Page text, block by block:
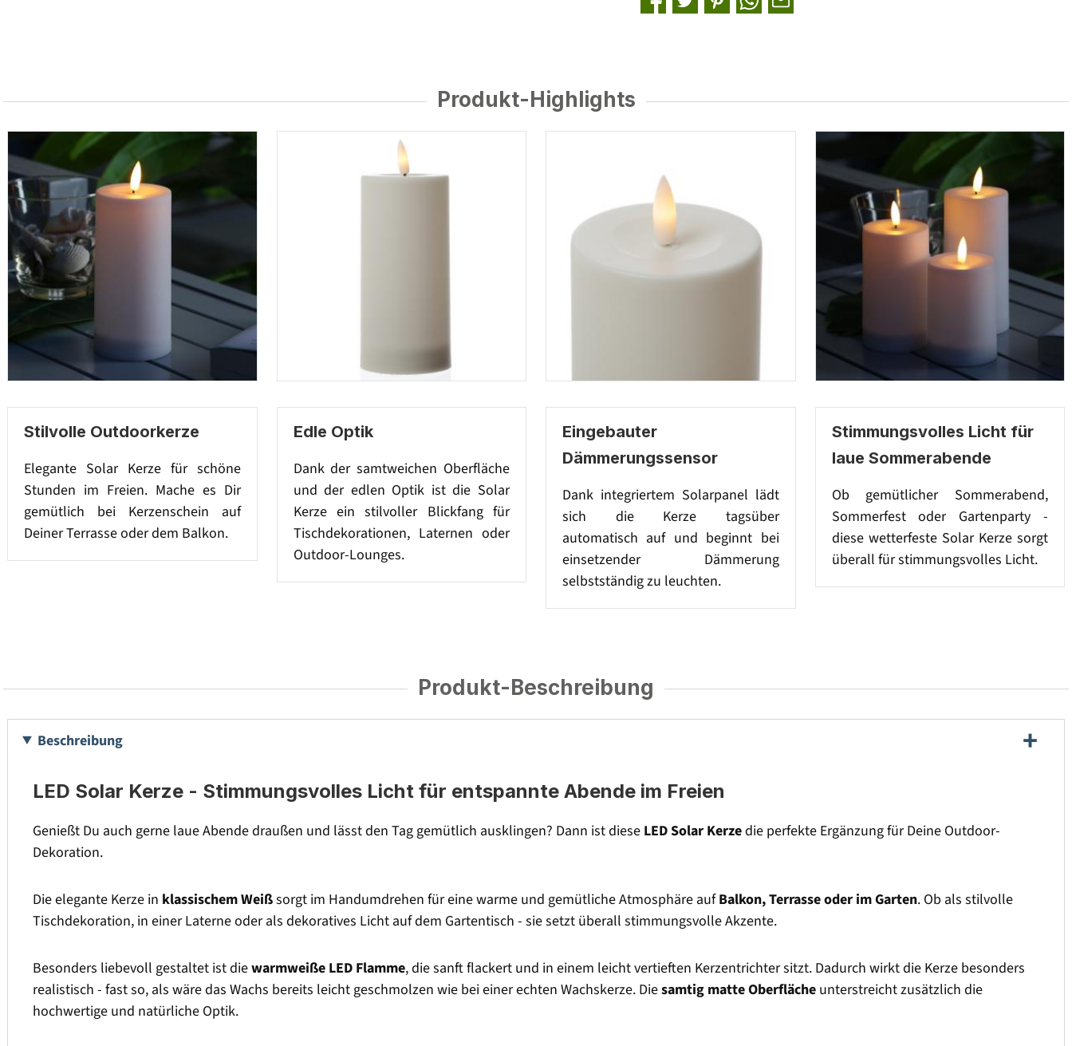
Produkt-Highlights
Stilvolle Outdoorkerze
Elegante Solar Kerze für schöne
Stunden im Freien. Mache es Dir
gemütlich bei Kerzenschein auf
Deiner Terrasse oder dem Balkon.
Edle Optik
Dank der samtweichen Oberfläche
und der edlen Optik ist die Solar
Kerze ein stilvoller Blickfang für
Tischdekorationen, Laternen oder
Outdoor-Lounges.
Eingebauter
Dämmerungssensor
Dank integriertem Solarpanel lädt
sich die Kerze tagsüber
automatisch auf und beginnt bei
einsetzender Dämmerung
selbstständig zu leuchten.
Stimmungsvolles Licht für
laue Sommerabende
Ob gemütlicher Sommerabend,
Sommerfest oder Gartenparty -
diese wetterfeste Solar Kerze sorgt
überall für stimmungsvolles Licht.
Produkt-Beschreibung
Beschreibung
LED Solar Kerze - Stimmungsvolles Licht für entspannte Abende im Freien
Genießt Du auch gerne laue Abende draußen und lässt den Tag gemütlich ausklingen? Dann ist diese LED Solar Kerzedie perfekte Ergänzung für Deine Outdoor-
Dekoration.
Die elegante Kerze in klassischem Weißsorgt im Handumdrehen für eine warme und gemütliche Atmosphäre aufBalkon, Terrasse oder im Garten. Ob als stilvolle
Tischdekoration, in einer Laterne oder als dekoratives Licht auf dem Gartentisch - sie setzt überall stimmungsvolle Akzente.
Besonders liebevoll gestaltet ist diewarmweiße LED Flamme, die sanft flackert und in einem leicht vertieften Kerzentrichter sitzt. Dadurch wirkt die Kerze besonders
realistisch - fast so, als wäre das Wachs bereits leicht geschmolzen wie bei einer echten Wachskerze. Diesamtig matte Oberfläche unterstreicht zusätzlich die
hochwertige und natürliche Optik.